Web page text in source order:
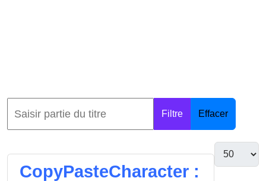
Filtre Effacer
CopyPasteCharacter :